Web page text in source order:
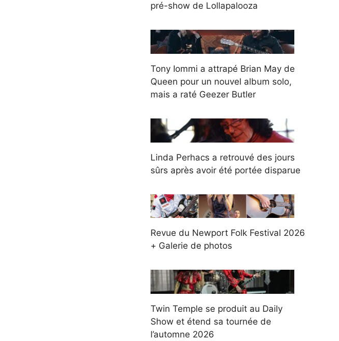
pré-show de Lollapalooza
Tony Iommi a attrapé Brian May de
Queen pour un nouvel album solo,
mais a raté Geezer Butler
Linda Perhacs a retrouvé des jours
sûrs après avoir été portée disparue
Revue du Newport Folk Festival 2026
+ Galerie de photos
Twin Temple se produit au Daily
Show et étend sa tournée de
l’automne 2026